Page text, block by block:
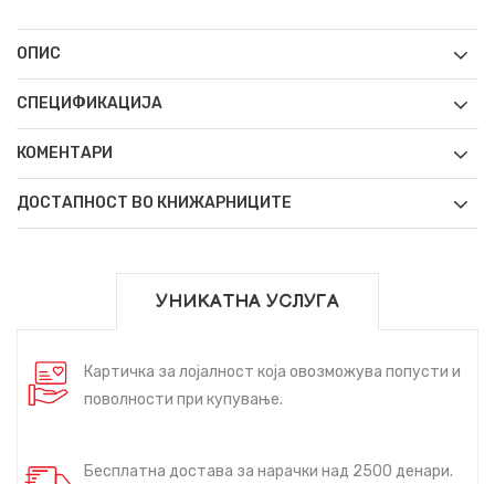
ОПИС
СПЕЦИФИКАЦИЈА
КОМЕНТАРИ
ДОСТАПНОСТ ВО КНИЖАРНИЦИТЕ
УНИКАТНА УСЛУГА
Картичка за лојалност која овозможува попусти и
поволности при купување.
Бесплатна достава за нарачки над 2500 денари.